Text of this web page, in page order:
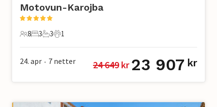
Motovun-Karojba
8 Gjester
8
3 Soverom
3
3 Bad
3
1 Kjæledyr
1
24. apr • 7 netter 24 649 kr 23 907 kr